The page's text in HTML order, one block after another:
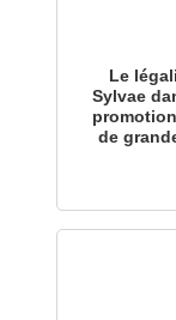
Le
Sylvae
de